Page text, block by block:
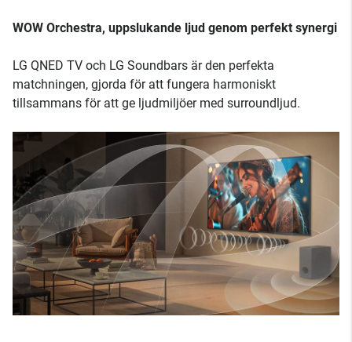
WOW Orchestra, uppslukande ljud genom perfekt synergi
LG QNED TV och LG Soundbars är den perfekta
matchningen, gjorda för att fungera harmoniskt
tillsammans för att ge ljudmiljöer med surroundljud.